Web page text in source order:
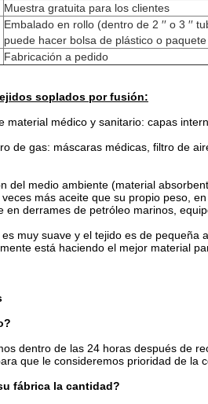
Muestra gratuita para los clientes
Embalado en rollo (dentro de 2 ′′ o 3 ′′
puede hacer bolsa de plástico o
Fabricación a pedido
soplados por fusión:
material médico y sanitario: capas
de gas: máscaras médicas, filtro de
del medio ambiente (material
más aceite que su propio peso,
en derrames de petróleo marinos,
muy suave y el tejido es de
está haciendo el mejor material
dentro de las 24 horas después de
que le consideremos prioridad de la
fábrica la cantidad?